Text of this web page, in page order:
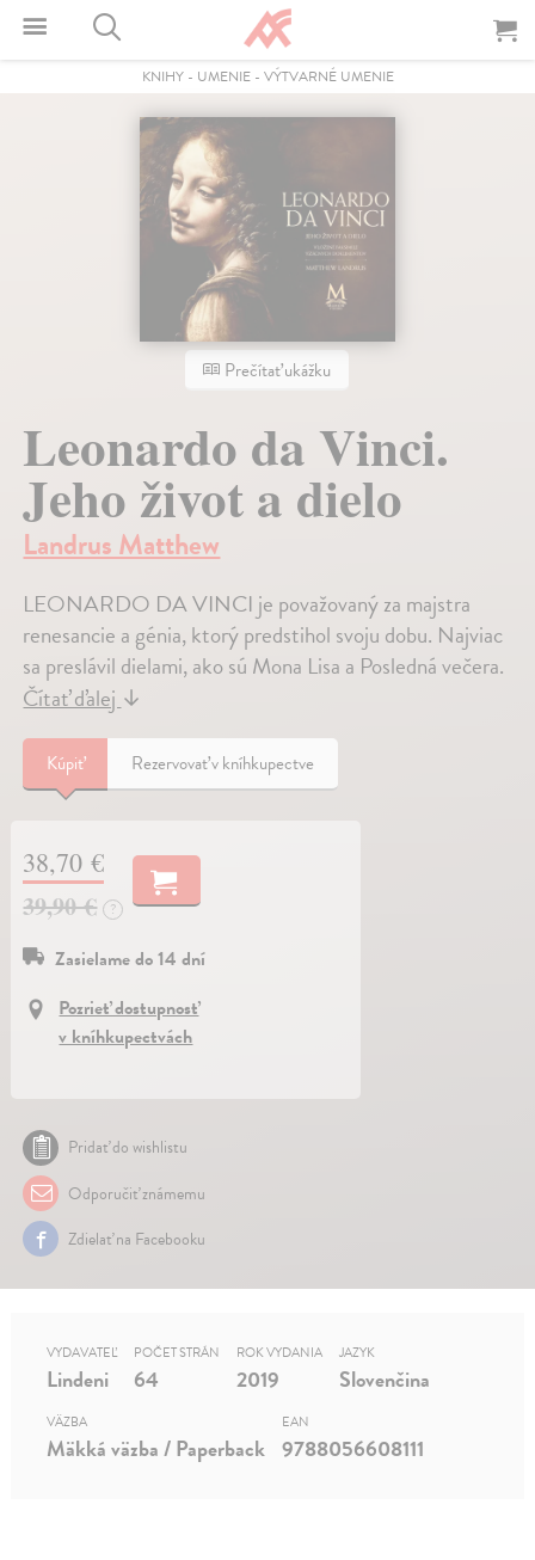
KNIHY- UMENIE- VÝTVARNÉ UMENIE
Prečítať ukážku
Leonardo da Vinci.
Jeho život a dielo
Landrus Matthew
LEONARDO DA VINCI je považovaný za majstra
renesancie a génia, ktorý predstihol svoju dobu. Najviac
sa preslávil dielami, ako sú Mona Lisa a Posledná večera.
Čítať ďalej↓
Kúpiť Rezervovať v kníhkupectve
38,70 €
39,90 €
?
Zasielame do 14 dní
Pozrieť dostupnosť
v kníhkupectvách
Pridať do wishlistu
Odporučiť známemu
Zdielať na Facebooku
VYDAVATEĽ
Lindeni
POČET STRÁN
64
ROK VYDANIA
2019
JAZYK
Slovenčina
VÄZBA
Mäkká väzba / Paperback
EAN
9788056608111